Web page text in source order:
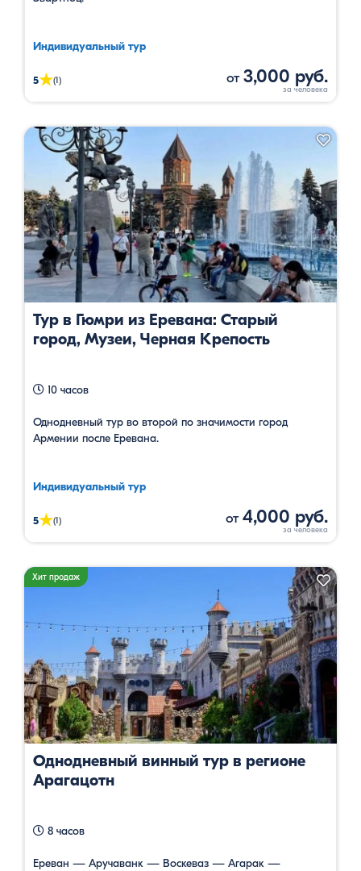
Индивидуальный тур
5★(1) от 3,000 руб.
Тур в Гюмри из Еревана: Старый
город, Музеи, Черная Крепость
10 часов
Однодневный тур во второй по значимости город
Армении после Еревана.
Индивидуальный тур
5★(1) от 4,000 руб.
Хит продаж
Однодневный винный тур в регионе
Арагацотн
8 часов
Ереван — Аручаванк — Воскеваз — Агарак —